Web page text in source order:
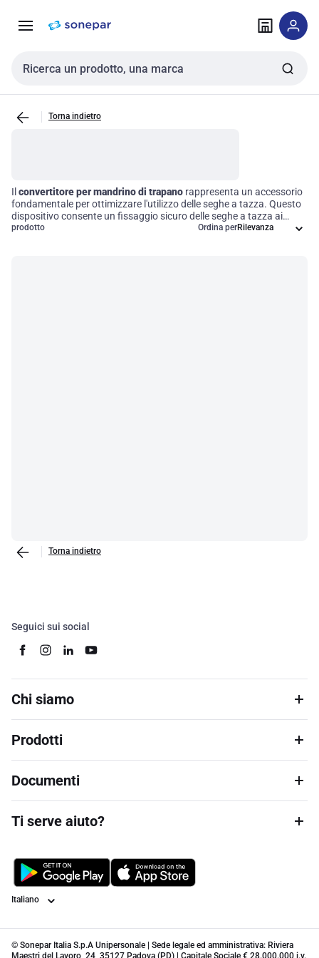
navigazione alla
Cerca input
Torna indietro
Il convertitore per mandrino di trapano rappresenta un accessorio
fondamentale per ottimizzare l'utilizzo delle seghe a tazza. Questo
dispositivo consente un fissaggio sicuro delle seghe a tazza ai
mandrini dei trapani, garantendo un'efficace perforazione di fori di
prodotto Ordina per
Torna indietro
Seguici sui social
Chi siamo
Prodotti
Documenti
Ti serve aiuto?
Lingua
© Sonepar Italia S.p.A Unipersonale | Sede legale ed amministrativa: Riviera
Maestri del Lavoro, 24, 35127 Padova (PD) | Capitale Sociale € 28.000.000 i.v.